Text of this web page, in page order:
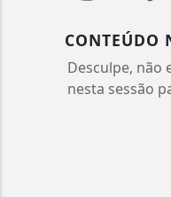
CONTEÚDO
Desculpe, não
nesta sessão